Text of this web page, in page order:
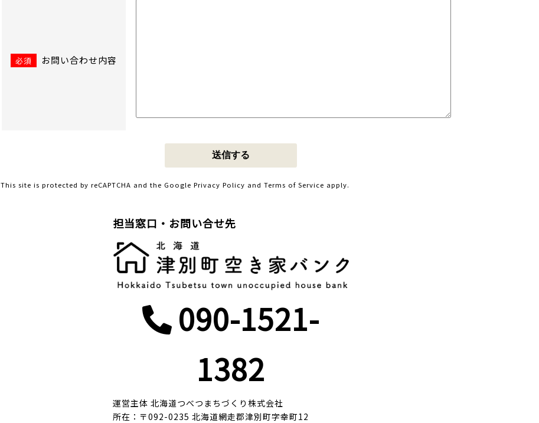
必須 お問い合わせ内容
This site is protected by reCAPTCHA and the Google Privacy Policy and Terms of Service apply.
担当窓口・お問い合せ先
090-1521-
1382
運営主体 北海道つべつまちづくり株式会社
所在：〒092-0235 北海道網走郡津別町字幸町12